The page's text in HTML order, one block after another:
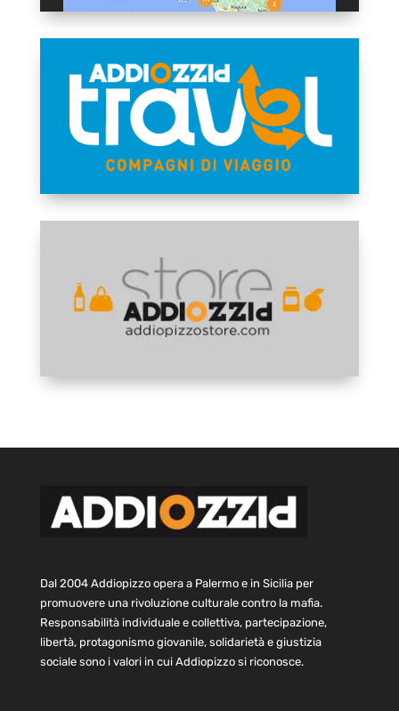
Dal 2004 Addiopizzo opera a Palermo e in Sicilia per
promuovere una rivoluzione culturale contro la mafia.
Responsabilità individuale e collettiva, partecipazione,
libertà, protagonismo giovanile, solidarietà e giustizia
sociale sono i valori in cui Addiopizzo si riconosce.